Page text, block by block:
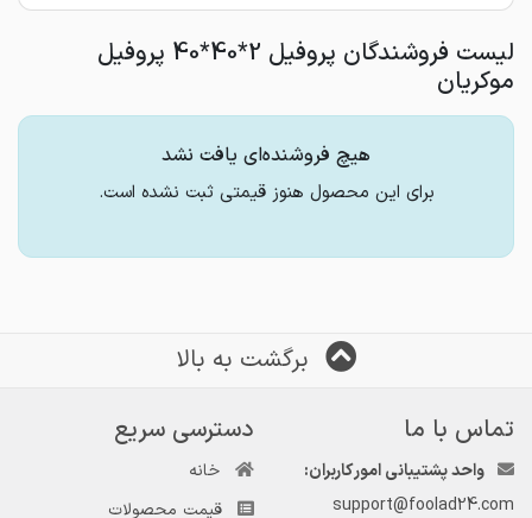
لیست فروشندگان پروفیل 2*40*40 پروفیل
موکریان
هیچ فروشنده‌ای یافت نشد
برای این محصول هنوز قیمتی ثبت نشده است.
برگشت به بالا
تماس با ما
واحد پشتیبانی امور کاربران:
support@foolad24.com
دسترسی سریع
خانه
قیمت محصولات